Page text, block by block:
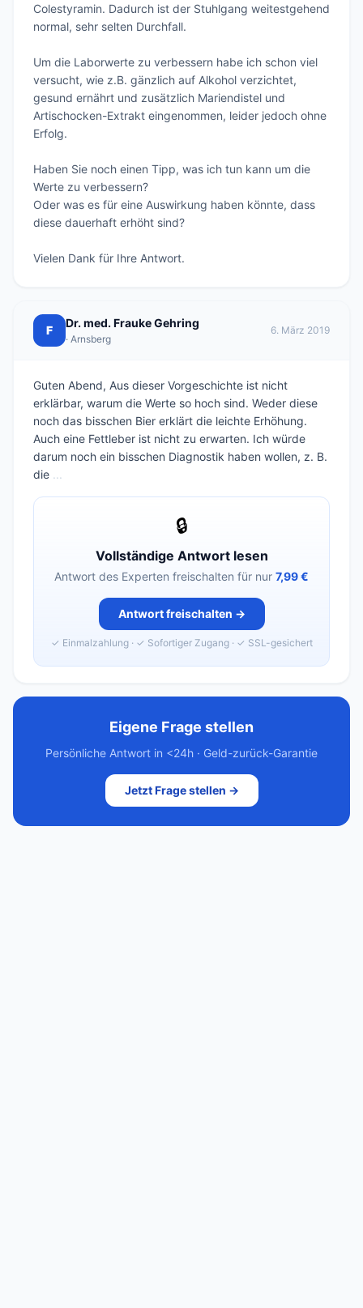
Colestyramin. Dadurch ist der Stuhlgang weitestgehend
normal, sehr selten Durchfall.
Um die Laborwerte zu verbessern habe ich schon viel
versucht, wie z.B. gänzlich auf Alkohol verzichtet,
gesund ernährt und zusätzlich Mariendistel und
Artischocken-Extrakt eingenommen, leider jedoch ohne
Erfolg.
Haben Sie noch einen Tipp, was ich tun kann um die
Werte zu verbessern?
Oder was es für eine Auswirkung haben könnte, dass
diese dauerhaft erhöht sind?
Vielen Dank für Ihre Antwort.
F
Dr. med. Frauke Gehring
· Arnsberg
6. März 2019
Guten Abend, Aus dieser Vorgeschichte ist nicht
erklärbar, warum die Werte so hoch sind. Weder diese
noch das bisschen Bier erklärt die leichte Erhöhung.
Auch eine Fettleber ist nicht zu erwarten. Ich würde
darum noch ein bisschen Diagnostik haben wollen, z. B.
die ...
🔒
Vollständige Antwort lesen
Antwort des Experten freischalten für nur 7,99 €
Antwort freischalten →
✓ Einmalzahlung · ✓ Sofortiger Zugang · ✓ SSL-gesichert
Eigene Frage stellen
Persönliche Antwort in <24h · Geld-zurück-Garantie
Jetzt Frage stellen →